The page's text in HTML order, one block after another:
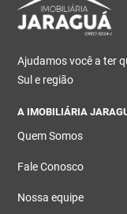
Ajudamos você a ter
Sul e região
A IMOBILIÁRIA
Quem Somos
Fale Conosco
Nossa equipe